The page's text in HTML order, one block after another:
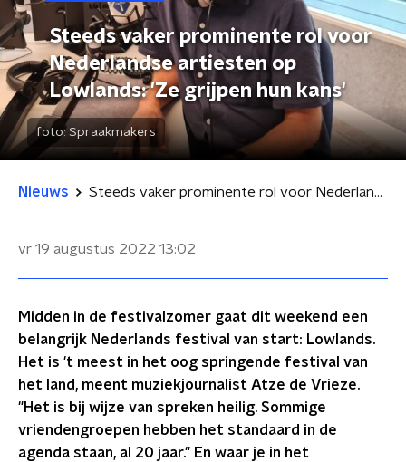
Steeds vaker prominente rol voor
Nederlandse artiesten op
Lowlands: 'Ze grijpen hun kans'
foto: Spraakmakers
Nieuws Steeds vaker prominente rol voor Nederlandse artiesten op Lowlands: 'Ze grijpen hun kans'
vr 19 augustus 2022 13:02
Midden in de festivalzomer gaat dit weekend een
belangrijk Nederlands festival van start: Lowlands.
Het is 't meest in het oog springende festival van
het land, meent muziekjournalist Atze de Vrieze.
"Het is bij wijze van spreken heilig. Sommige
vriendengroepen hebben het standaard in de
agenda staan, al 20 jaar." En waar je in het